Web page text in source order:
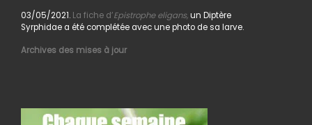
03/05/2021. La fiche d’Epistrophe eligans,un Diptère
Syrphidae a été complétée avec une photo de sa larve.
Archives des mises à jour